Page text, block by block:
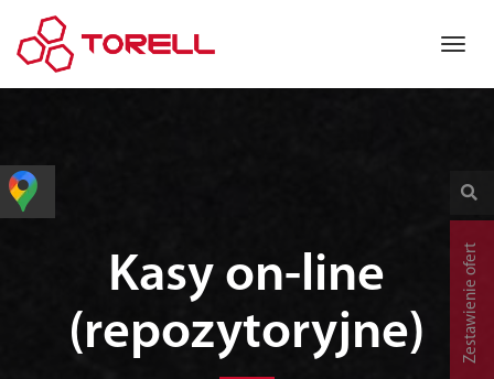
Kasy on-line
(repozytoryjne)
Zestawienie ofert